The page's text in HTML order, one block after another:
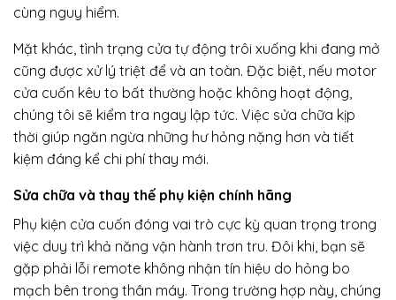
cùng nguy hiểm.
Mặt khác, tình trạng cửa tự động trôi xuống khi đang mở
cũng được xử lý triệt để và an toàn. Đặc biệt, nếu motor
cửa cuốn kêu to bất thường hoặc không hoạt động,
chúng tôi sẽ kiểm tra ngay lập tức. Việc sửa chữa kịp
thời giúp ngăn ngừa những hư hỏng nặng hơn và tiết
kiệm đáng kể chi phí thay mới.
Sửa chữa và thay thế phụ kiện chính hãng
Phụ kiện cửa cuốn đóng vai trò cực kỳ quan trọng trong
việc duy trì khả năng vận hành trơn tru. Đôi khi, bạn sẽ
gặp phải lỗi remote không nhận tín hiệu do hỏng bo
mạch bên trong thân máy. Trong trường hợp này, chúng